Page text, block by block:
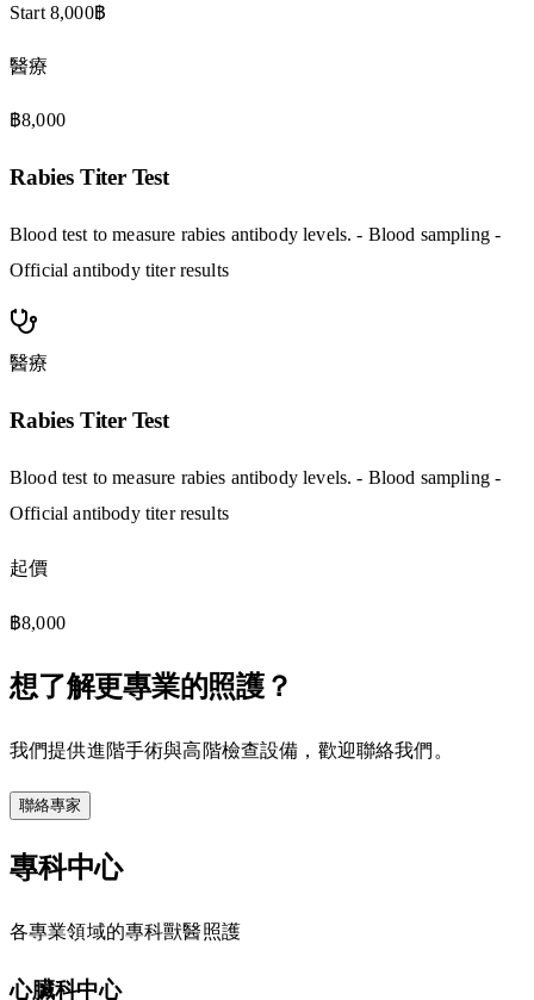
Start 8,000฿
醫療
฿8,000
Rabies Titer Test
Blood test to measure rabies antibody levels. - Blood sampling -
Official antibody titer results
醫療
Rabies Titer Test
Blood test to measure rabies antibody levels. - Blood sampling -
Official antibody titer results
起價
฿8,000
想了解更專業的照護？
我們提供進階手術與高階檢查設備，歡迎聯絡我們。
聯絡專家
專科中心
各專業領域的專科獸醫照護
心臟科中心